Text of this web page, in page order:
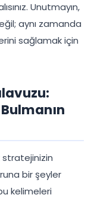
Unutmayın,
aynı zamanda
sağlamak için
stratejinizin
bir şeyler
kelimeleri